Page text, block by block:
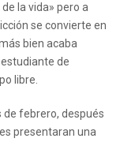
la vida» pero a
se convierte en
bien acaba
de
libre.
de febrero, después
presentaran una